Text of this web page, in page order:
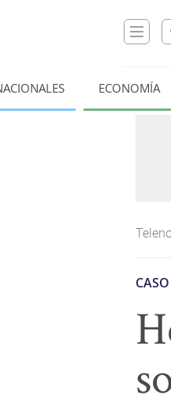
ECONOMÍA